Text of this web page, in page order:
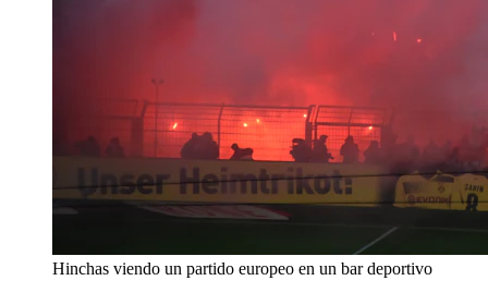
Hinchas viendo un partido europeo en un bar deportivo